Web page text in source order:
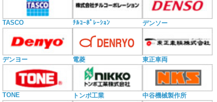
TASCO ﾁﾙｺｰﾎﾟﾚｰｼｮﾝ デンソー
デンヨー 電菱 東正車両
TONE トンボ工業 中谷機械製作所